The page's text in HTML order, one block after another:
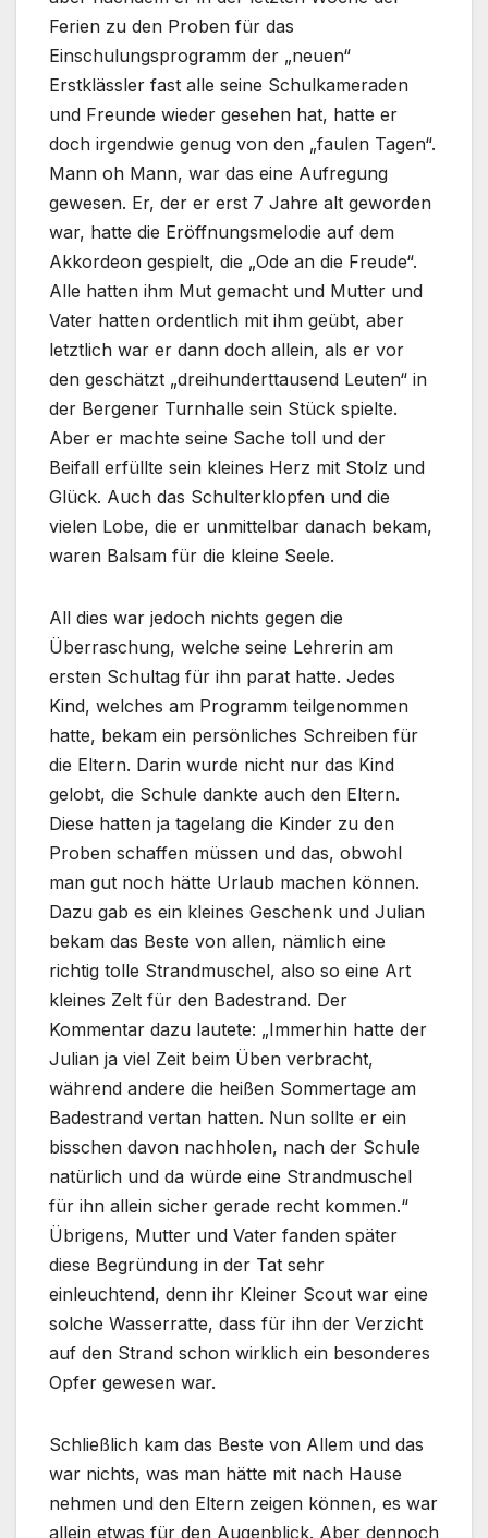
Ferien zu den Proben für das
Einschulungsprogramm der „neuen“
Erstklässler fast alle seine Schulkameraden
und Freunde wieder gesehen hat, hatte er
doch irgendwie genug von den „faulen Tagen“.
Mann oh Mann, war das eine Aufregung
gewesen. Er, der er erst 7 Jahre alt geworden
war, hatte die Eröffnungsmelodie auf dem
Akkordeon gespielt, die „Ode an die Freude“.
Alle hatten ihm Mut gemacht und Mutter und
Vater hatten ordentlich mit ihm geübt, aber
letztlich war er dann doch allein, als er vor
den geschätzt „dreihunderttausend Leuten“ in
der Bergener Turnhalle sein Stück spielte.
Aber er machte seine Sache toll und der
Beifall erfüllte sein kleines Herz mit Stolz und
Glück. Auch das Schulterklopfen und die
vielen Lobe, die er unmittelbar danach bekam,
waren Balsam für die kleine Seele.
All dies war jedoch nichts gegen die
Überraschung, welche seine Lehrerin am
ersten Schultag für ihn parat hatte. Jedes
Kind, welches am Programm teilgenommen
hatte, bekam ein persönliches Schreiben für
die Eltern. Darin wurde nicht nur das Kind
gelobt, die Schule dankte auch den Eltern.
Diese hatten ja tagelang die Kinder zu den
Proben schaffen müssen und das, obwohl
man gut noch hätte Urlaub machen können.
Dazu gab es ein kleines Geschenk und Julian
bekam das Beste von allen, nämlich eine
richtig tolle Strandmuschel, also so eine Art
kleines Zelt für den Badestrand. Der
Kommentar dazu lautete: „Immerhin hatte der
Julian ja viel Zeit beim Üben verbracht,
während andere die heißen Sommertage am
Badestrand vertan hatten. Nun sollte er ein
bisschen davon nachholen, nach der Schule
natürlich und da würde eine Strandmuschel
für ihn allein sicher gerade recht kommen.“
Übrigens, Mutter und Vater fanden später
diese Begründung in der Tat sehr
einleuchtend, denn ihr Kleiner Scout war eine
solche Wasserratte, dass für ihn der Verzicht
auf den Strand schon wirklich ein besonderes
Opfer gewesen war.
Schließlich kam das Beste von Allem und das
war nichts, was man hätte mit nach Hause
nehmen und den Eltern zeigen können, es war
allein etwas für den Augenblick. Aber dennoch